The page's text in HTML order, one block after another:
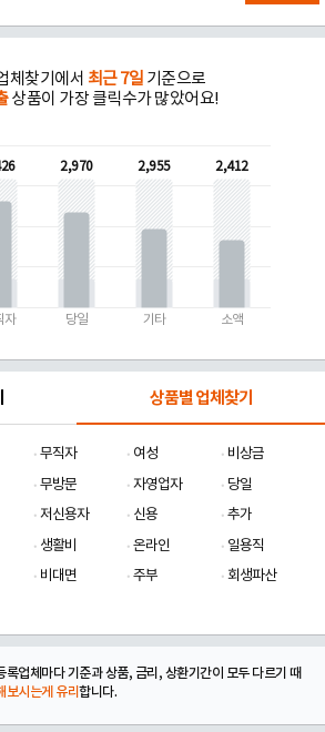
체찾기에서 최근 7일 기준으로
상품이 가장 클릭수가 많았어요!
자
2,970
당일
2,955
기타
2,412
소액
상품별 업체찾기
무직자 여성
비상금
무방문 자영업자
당일
저신용자 신용
추가
생활비 온라인
일용직
비대면 주부
회생파산
록업체마다 기준과 상품, 금리, 상환기간이 모두 다르기 때
보시는게 유리합니다.